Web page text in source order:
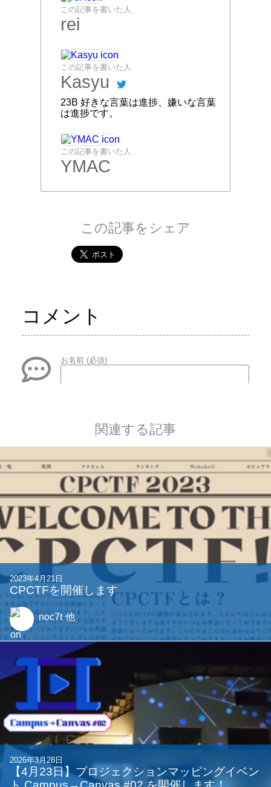
終わりに
今回紹介した入部方法は、東京工業大学と東京医
科歯科大学が統合して東京科学大学になるまでの
方法です。統合した後の入部方法については再度
お知らせする予定です。
しょう！
この記事を書いた人
Hueter
23B game班とSysAd班メインで活
この記事を書いた人
Dye
この記事を書いた人
ラブコメを主食として生きる大学
生。筋トレばっかりしててtraPの仕
この記事を書いた人
Alt--er
23B_ゲーム,Sysad,サウンド,アルゴ
に興味あり。 なんか色々頑張りたい
この記事を書いた人
Synori
23BのSynoriです。ドット絵とUnity
を勉強中です!
この記事を書いた人
rei
この記事を書いた人
Kasyu
23B 好きな言葉は進捗、嫌いな言葉